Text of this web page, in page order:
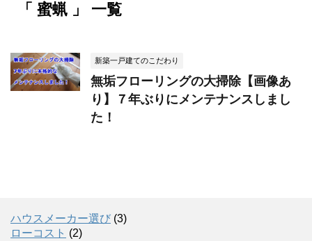
「 蜜蝋 」 一覧
新築一戸建てのこだわり
無垢フローリングの大掃除【画像あ
り】７年ぶりにメンテナンスしまし
た！
ハウスメーカー選び (3)
ローコスト (2)